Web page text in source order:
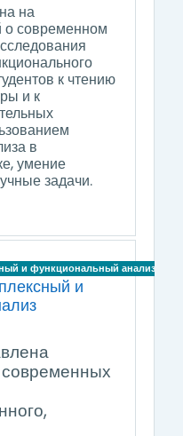
на
современном
к чтению
и к
в
умение
задачи.
и функциональный анализ
и